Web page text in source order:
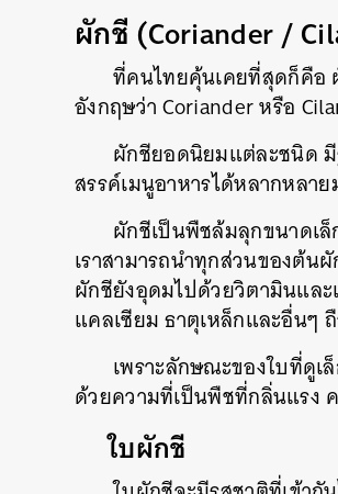
ผักชี (Coriander /
ที่คนไทยคุ้นเคยที่สุดก็คือ
อังกฤษว่าCorianderหรือ
ผักชียอดนิยมแต่ละชนิด มี
สรรค์เมนูอาหารได้หลากหลาย
ผักชีเป็นพืชล้มลุกขนาดเล็
เราสามารถนำทุกส่วนของต้น
ผักชียังอุดมไปด้วยวิตามินและ
แคลเซียมธาตุเหล็กและอื่นๆ
เพราะลักษณะของใบที่ดูเ
ด้วยความที่เป็นพืชที่กลิ่นแรง
ใบผักชี